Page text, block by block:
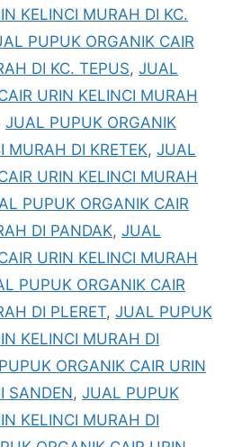
KELINCI MURAH DI KC.
PUPUK ORGANIK CAIR
DI KC. TEPUS, JUAL
URIN KELINCI MURAH
JUAL PUPUK ORGANIK
MURAH DI KRETEK, JUAL
URIN KELINCI MURAH
PUPUK ORGANIK CAIR
DI PANDAK, JUAL
URIN KELINCI MURAH
PUPUK ORGANIK CAIR
DI PLERET, JUAL PUPUK
KELINCI MURAH DI
ORGANIK CAIR URIN
SANDEN, JUAL PUPUK
KELINCI MURAH DI